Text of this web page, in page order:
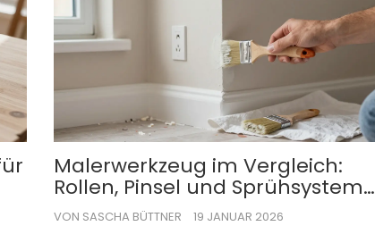
Malerwerkzeug im Vergleich:
Rollen, Pinsel und Sprühsysteme
- Was sich wirklich lohnt
VON SASCHA BÜTTNER 19 JANUAR 2026